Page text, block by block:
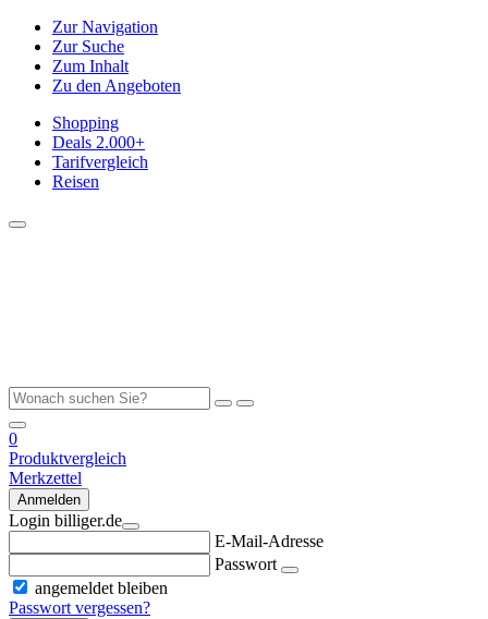
Zur Navigation
Zur Suche
Zum Inhalt
Zu den Angeboten
Shopping
Deals 2.000+
Tarifvergleich
Reisen
0
Produktvergleich
Merkzettel
Anmelden
Login billiger.de
E-Mail-Adresse
Passwort
angemeldet bleiben
Passwort vergessen?